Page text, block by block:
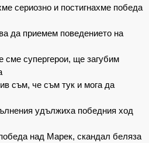
сериозно и постигнахме победа
да приемем поведението на
супергерои, ще загубим
съм, че съм тук и мога да
удължиха победния ход
над Марек, скандал беляза